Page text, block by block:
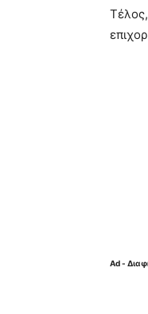
Ad -